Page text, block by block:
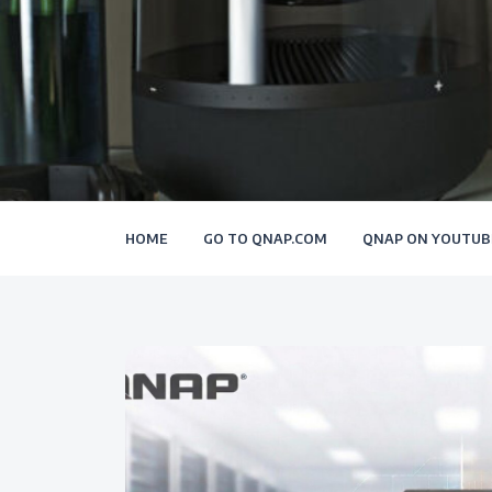
HOME GO TO QNAP.COM QNAP ON